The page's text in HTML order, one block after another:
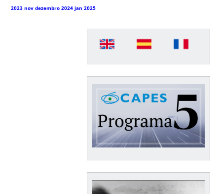
2023novdezembro 2024 jan2025